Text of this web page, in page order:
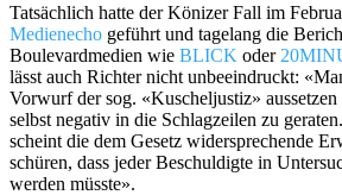
Tatsächlich hatte der Könizer Fall im
Medienecho geführt und tagelang die
Boulevardmedien wie BLICK oder
lässt auch Richter nicht unbeeindruckt:
Vorwurf der sog. «Kuscheljustiz»
selbst negativ in die Schlagzeilen zu
scheint die dem Gesetz widersprechende
schüren, dass jeder Beschuldigte in
werden müsste».